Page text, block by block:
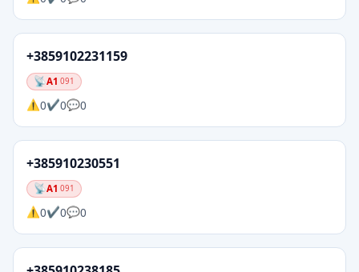
+3859102231159
A1 091
0 0 0
+385910230551
A1 091
0 0 0